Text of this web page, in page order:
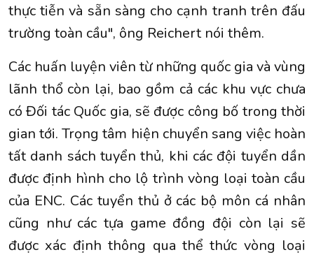
thực tiễn và sẵn sàng cho cạnh tranh trên đấu
trường toàn cầu", ông Reichert nói thêm.
Các huấn luyện viên từ những quốc gia và vùng
lãnh thổ còn lại, bao gồm cả các khu vực chưa
có Đối tác Quốc gia, sẽ được công bố trong thời
gian tới. Trọng tâm hiện chuyển sang việc hoàn
tất danh sách tuyển thủ, khi các đội tuyển dần
được định hình cho lộ trình vòng loại toàn cầu
của ENC. Các tuyển thủ ở các bộ môn cá nhân
cũng như các tựa game đồng đội còn lại sẽ
được xác định thông qua thể thức vòng loại